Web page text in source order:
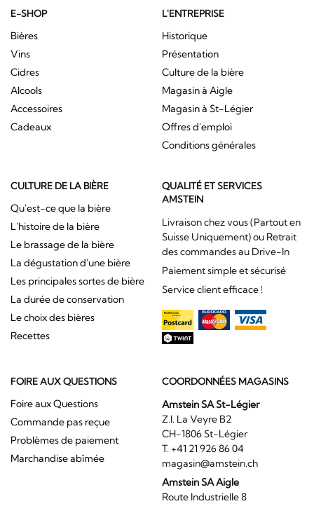
E-SHOP
Bières
Vins
Cidres
Alcools
Accessoires
Cadeaux
L'ENTREPRISE
Historique
Présentation
Culture de la bière
Magasin à Aigle
Magasin à St-Légier
Offres d'emploi
Conditions générales
CULTURE DE LA BIÈRE
Qu'est-ce que la bière
L'histoire de la bière
Le brassage de la bière
La dégustation d'une bière
Les principales sortes de bière
La durée de conservation
Le choix des bières
Recettes
QUALITÉ ET SERVICES
AMSTEIN
Livraison chez vous (Partout en
Suisse Uniquement) ou Retrait
des commandes au Drive-In
Paiement simple et sécurisé
Service client efficace !
FOIRE AUX QUESTIONS
Foire aux Questions
Commande pas reçue
Problèmes de paiement
Marchandise abîmée
COORDONNÉES MAGASINS
Amstein SA St-Légier
Z.I. La Veyre B2
CH-1806 St-Légier
T. +41 21 926 86 04
magasin@amstein.ch
Amstein SA Aigle
Route Industrielle 8